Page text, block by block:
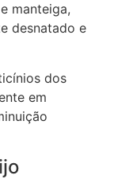
manteiga,
desnatado e
dos
em